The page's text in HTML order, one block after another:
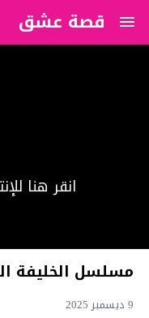
قصة عشق
?>
انقر هنا
مسلسل الخليفة
9 ديسمبر 2025